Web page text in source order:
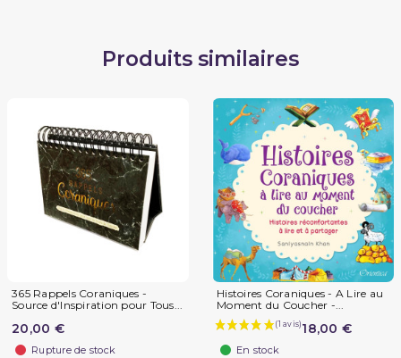
Produits similaires
365 Rappels Coraniques -
Source d'Inspiration pour Tous...
20,00 €
Rupture de stock
Histoires Coraniques - A Lire au
Moment du Coucher -...
18,00 €
En stock